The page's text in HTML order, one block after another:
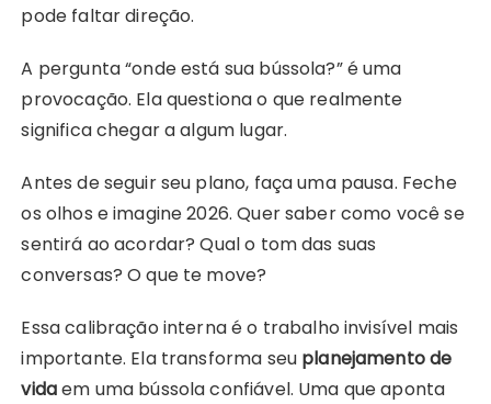
pode faltar direção.
A pergunta “onde está sua bússola?” é uma
provocação. Ela questiona o que realmente
significa chegar a algum lugar.
Antes de seguir seu plano, faça uma pausa. Feche
os olhos e imagine 2026. Quer saber como você se
sentirá ao acordar? Qual o tom das suas
conversas? O que te move?
Essa calibração interna é o trabalho invisível mais
importante. Ela transforma seu planejamento de
vidaem uma bússola confiável. Uma que aponta